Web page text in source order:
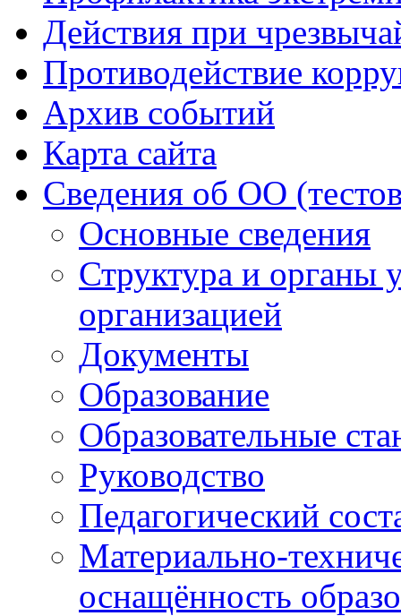
Действия при
Противодействие
Архив событий
Карта сайта
Сведения об ОО
Основные сведения
Структура и органы
организацией
Документы
Образование
Образовательные
Руководство
Педагогический
Материально-
оснащённость